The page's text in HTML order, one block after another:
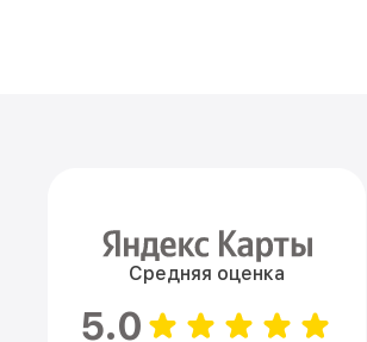
Средняя оценка
5.0